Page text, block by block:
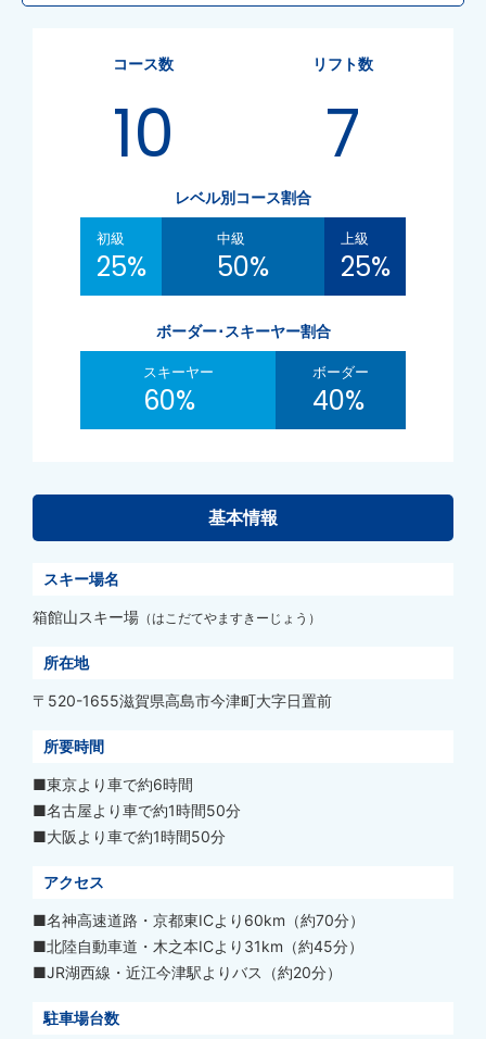
コース数
10
リフト数
7
レベル別コース割合
初級
25%
中級
50%
上級
25%
ボーダー･スキーヤー割合
スキーヤー
60%
ボーダー
40%
基本情報
スキー場名
箱館山スキー場 （はこだてやますきーじょう）
所在地
〒520-1655滋賀県高島市今津町大字日置前
所要時間
■東京より車で約6時間
■名古屋より車で約1時間50分
■大阪より車で約1時間50分
アクセス
■名神高速道路・京都東ICより60km（約70分）
■北陸自動車道・木之本ICより31km（約45分）
■JR湖西線・近江今津駅よりバス（約20分）
駐車場台数